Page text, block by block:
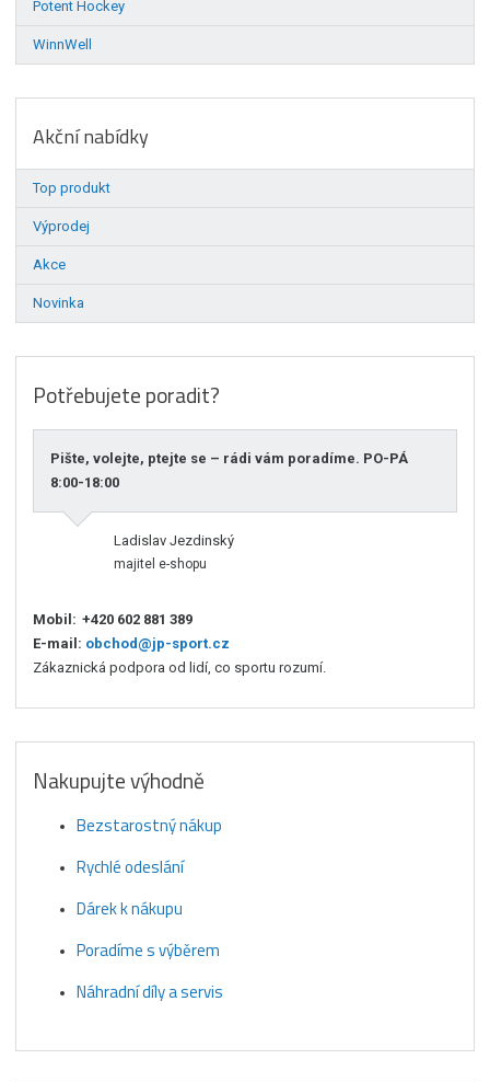
Potent Hockey
WinnWell
Akční nabídky
Top produkt
Výprodej
Akce
Novinka
Potřebujete poradit?
Pište, volejte, ptejte se – rádi vám poradíme. PO-PÁ
8:00-18:00
Ladislav Jezdinský
majitel e-shopu
Mobil: +420 602 881 389
E-mail: obchod@jp-sport.cz
Zákaznická podpora od lidí, co sportu rozumí.
Nakupujte výhodně
Bezstarostný nákup
Rychlé odeslání
Dárek k nákupu
Poradíme s výběrem
Náhradní díly a servis